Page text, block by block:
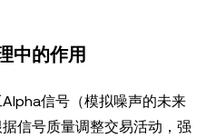
中的作用
信号（模拟噪声的未来
信号质量调整交易活动，强